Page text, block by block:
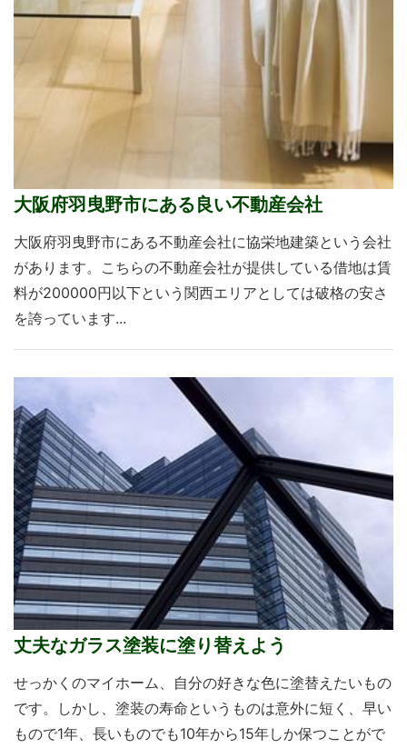
大阪府羽曳野市にある良い不動産会社
大阪府羽曳野市にある不動産会社に協栄地建築という会社
があります。こちらの不動産会社が提供している借地は賃
料が200000円以下という関西エリアとしては破格の安さ
を誇っています...
丈夫なガラス塗装に塗り替えよう
せっかくのマイホーム、自分の好きな色に塗替えたいもの
です。しかし、塗装の寿命というものは意外に短く、早い
もので1年、長いものでも10年から15年しか保つことがで